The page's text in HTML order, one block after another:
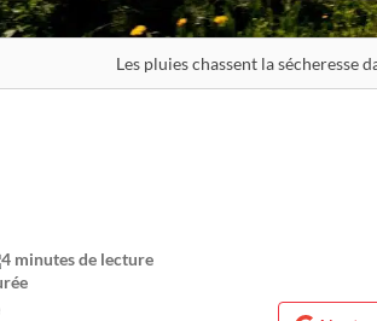
Les pluies chassent la sécheresse
4 minutes de lecture